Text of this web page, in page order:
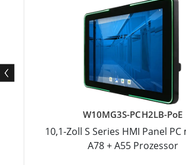
W10MG3S-PCH2LB-PoE
10,1-Zoll S Series HMI Panel PC
A78 + A55 Prozessor